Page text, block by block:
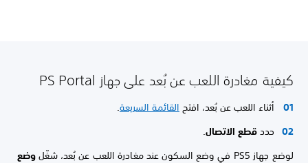
كيفية مغادرة اللعب عن بُعد على جهاز PS Portal
أثناء اللعب عن بُعد، افتحالقائمة السريعة.
حددقطع الاتصال.
لوضع جهاز PS5 في وضع السكون عند مغادرة اللعب عن بُعد، شغّل
وضع